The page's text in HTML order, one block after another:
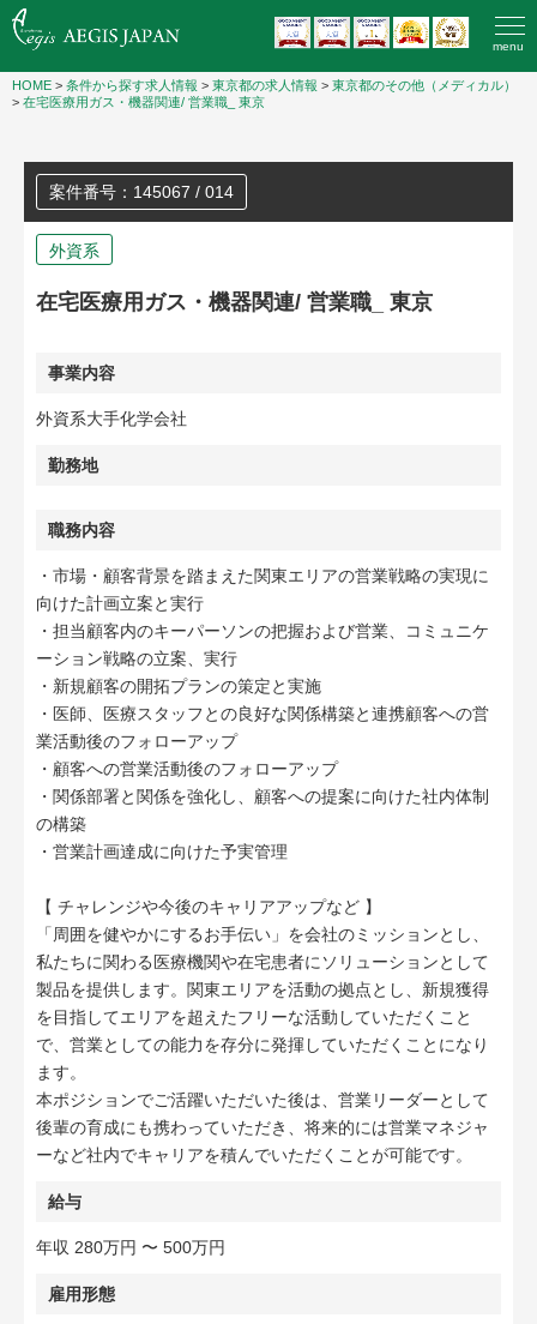
menu
HOME > 条件から探す求人情報 > 東京都の求人情報 > 東京都のその他（メディカル）
> 在宅医療用ガス・機器関連/ 営業職_ 東京
案件番号：145067 / 014
外資系
在宅医療用ガス・機器関連/ 営業職_ 東京
事業内容
外資系大手化学会社
勤務地
職務内容
・市場・顧客背景を踏まえた関東エリアの営業戦略の実現に
向けた計画立案と実行
・担当顧客内のキーパーソンの把握および営業、コミュニケ
ーション戦略の立案、実行
・新規顧客の開拓プランの策定と実施
・医師、医療スタッフとの良好な関係構築と連携顧客への営
業活動後のフォローアップ
・顧客への営業活動後のフォローアップ
・関係部署と関係を強化し、顧客への提案に向けた社内体制
の構築
・営業計画達成に向けた予実管理
【 チャレンジや今後のキャリアアップなど 】
「周囲を健やかにするお手伝い」を会社のミッションとし、
私たちに関わる医療機関や在宅患者にソリューションとして
製品を提供します。関東エリアを活動の拠点とし、新規獲得
を目指してエリアを超えたフリーな活動していただくこと
で、営業としての能力を存分に発揮していただくことになり
ます。
本ポジションでご活躍いただいた後は、営業リーダーとして
後輩の育成にも携わっていただき、将来的には営業マネジャ
ーなど社内でキャリアを積んでいただくことが可能です。
給与
年収 280万円 〜 500万円
雇用形態